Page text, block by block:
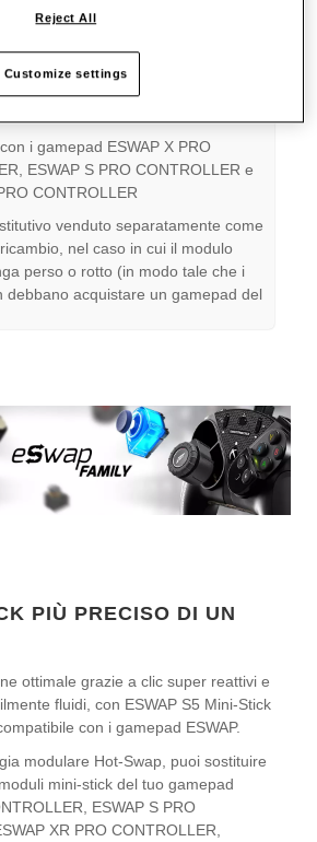
modulare consente la sostituzione
i gamepad ESWAP X PRO
ESWAP S PRO CONTROLLER e
CONTROLLER
venduto separatamente come
nel caso in cui il modulo
perso o rotto (in modo tale che i
debbano acquistare un gamepad del
PIÙ PRECISO DI UN
ottimale grazie a clic super reattivi e
fluidi, con ESWAP S5 Mini-Stick
con i gamepad ESWAP.
modulare Hot-Swap, puoi sostituire
mini-stick del tuo gamepad
ESWAP S PRO
XR PRO CONTROLLER,
Reject All
Customize settings